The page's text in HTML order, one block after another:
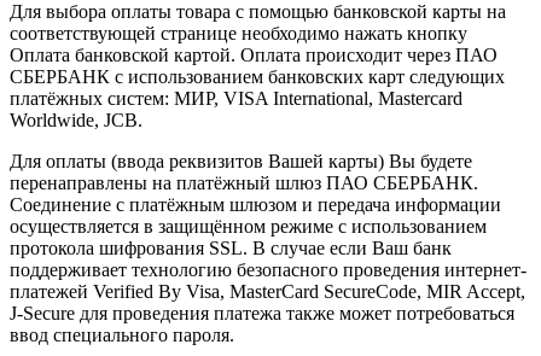
Для выбора оплаты товара с помощью банковской карты на
соответствующей странице необходимо нажать кнопку
Оплата банковской картой. Оплата происходит через ПАО
СБЕРБАНК с использованием банковских карт следующих
платёжных систем: МИР, VISA International, Mastercard
Worldwide, JCB.
Для оплаты (ввода реквизитов Вашей карты) Вы будете
перенаправлены на платёжный шлюз ПАО СБЕРБАНК.
Соединение с платёжным шлюзом и передача информации
осуществляется в защищённом режиме с использованием
протокола шифрования SSL. В случае если Ваш банк
поддерживает технологию безопасного проведения интернет-
платежей Verified By Visa, MasterCard SecureCode, MIR Accept,
J-Secure для проведения платежа также может потребоваться
ввод специального пароля.